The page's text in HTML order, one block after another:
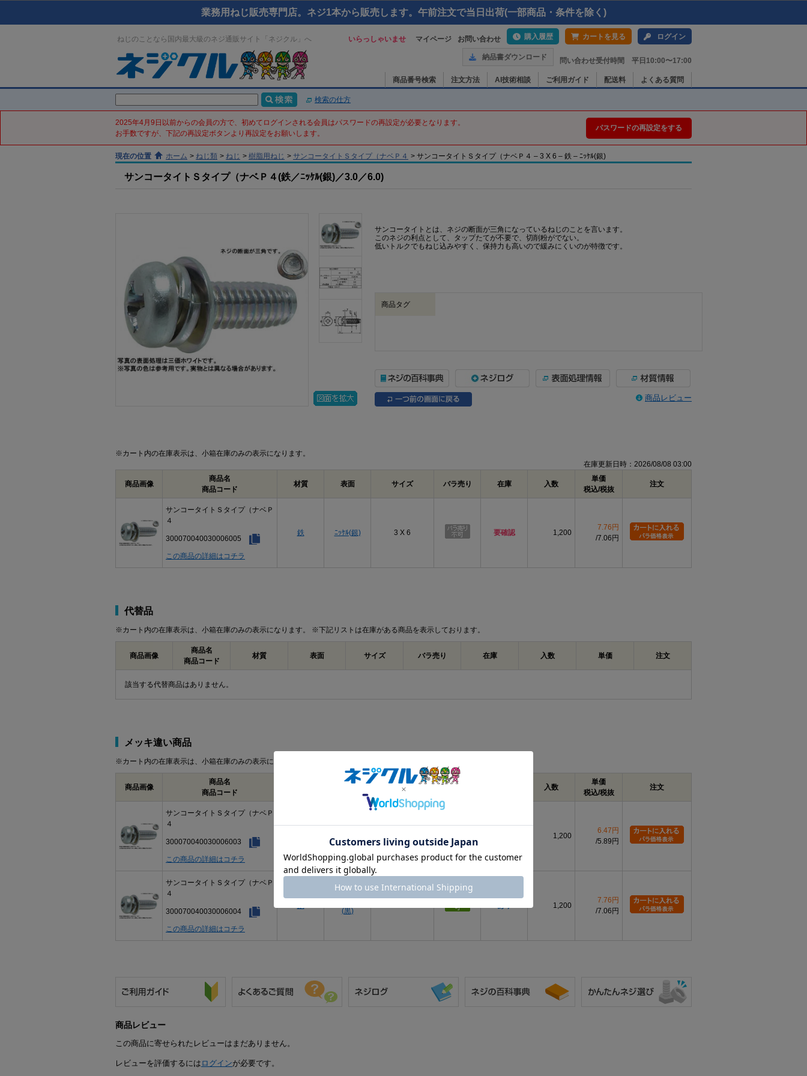
業務用ねじ販売専門店。ネジ1本から販売します。午前注文で当日出荷(一部商品・条件を除く)
ねじのことなら国内最大級のネジ通販サイト「ネジクル」へ いらっしゃいませ マイページ お問い合わせ 購入履歴 カートを見る ログイン
納品書ダウンロード 問い合わせ受付時間 平日10:00〜17:00
商品番号検索 注文方法 AI技術相談 ご利用ガイド 配送料 よくある質問
検索の仕方
2025年4月9日以前からの会員の方で、初めてログインされる会員はパスワードの再設定が必要となります。
お手数ですが、下記の再設定ボタンより再設定をお願いします。
パスワードの再設定をする
現在の位置 ホーム > ねじ類 > ねじ > 樹脂用ねじ > サンコータイトＳタイプ（ナベＰ４ > サンコータイトＳタイプ（ナベＰ４ – 3 X 6 – 鉄 – ﾆｯｹﾙ(銀)
サンコータイトＳタイプ（ナベＰ４(鉄／ﾆｯｹﾙ(銀)／3.0／6.0)
サンコータイトとは、ネジの断面が三角になっているねじのことを言います。
このネジの利点として、タップたてが不要で、切削粉がでない。
低いトルクでもねじ込みやすく、保持力も高いので緩みにくいのが特徴です。
商品タグ
商品レビュー
※カート内の在庫表示は、小箱在庫のみの表示になります。
在庫更新日時：2026/08/08 03:00
商品画像
商品名
商品コード
材質 表面 サイズ バラ売り 在庫 入数
単価
税込/税抜
注文
サンコータイトＳタイプ（ナベＰ
４
300070040030006005
この商品の詳細はコチラ
鉄 ﾆｯｹﾙ(銀) 3 X 6 要確認 1,200
7.76円
7.06円
代替品
※カート内の在庫表示は、小箱在庫のみの表示になります。 ※下記リストは在庫がある商品を表示しております。
商品画像
商品名
商品コード
材質 表面 サイズ バラ売り 在庫 入数 単価 注文
該当する代替商品はありません。
メッキ違い商品
※カート内の在庫表示は、小箱在庫のみの表示になります。 ※下記リストは在庫がある商品を表示しております。
商品画像
商品名
商品コード
サイズ バラ売り 入数
単価
税込/税抜
注文
サンコータイトＳタイプ（ナベＰ
４
300070040030006003
この商品の詳細はコチラ
(銀)
1,200
6.47円
5.89円
サンコータイトＳタイプ（ナベＰ
４
300070040030006004
この商品の詳細はコチラ
三価ﾌﾞﾗｯｸ
(黒)
1,200
7.76円
7.06円
商品レビュー
この商品に寄せられたレビューはまだありません。
レビューを評価するには ログインが必要です。